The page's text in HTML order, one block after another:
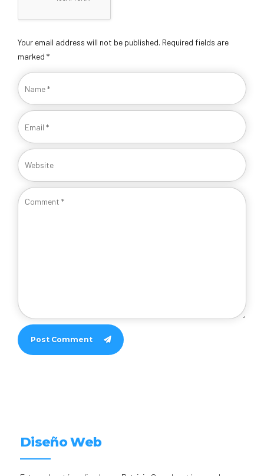
Your email address will not be published. Required fields are
marked *
Post Comment
Diseño Web